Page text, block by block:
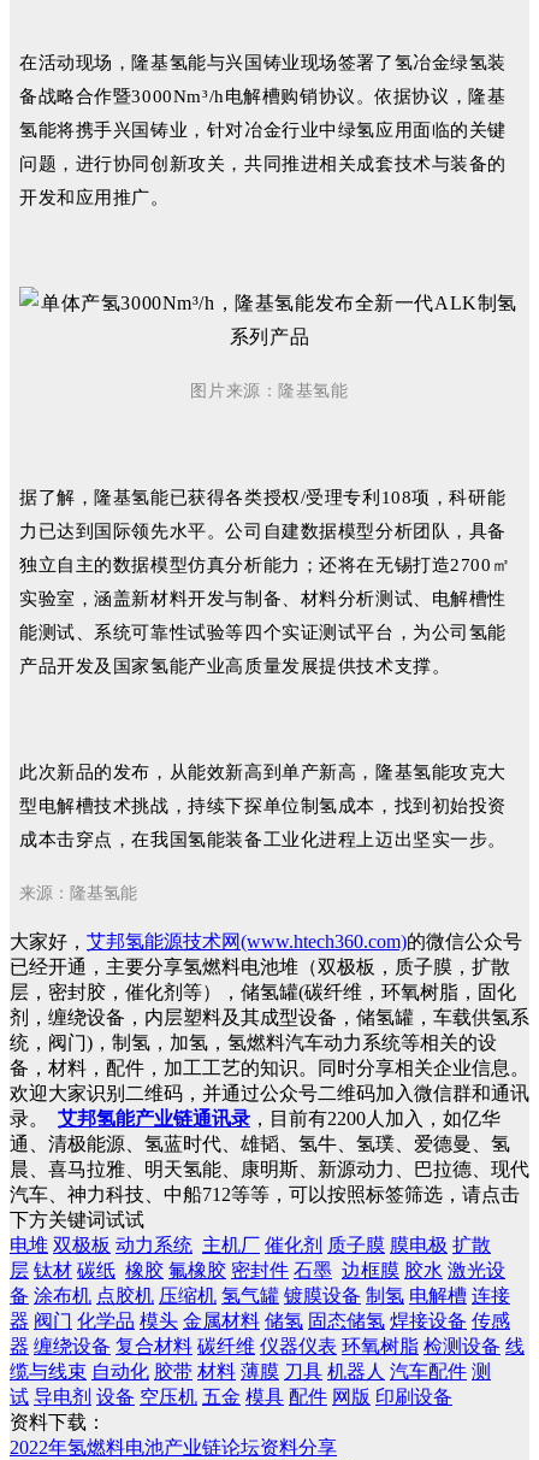
在活动现场，隆基氢能与兴国铸业现场签署了氢冶金绿氢装
备战略合作暨3000Nm³/h电解槽购销协议。依据协议，隆基
氢能将携手兴国铸业，针对冶金行业中绿氢应用面临的关键
问题，进行协同创新攻关，共同推进相关成套技术与装备的
开发和应用推广。
图片来源：隆基氢能
据了解，隆基氢能已获得各类授权/受理专利108项，科研能
力已达到国际领先水平。公司自建数据模型分析团队，具备
独立自主的数据模型仿真分析能力；还将在无锡打造2700㎡
实验室，涵盖新材料开发与制备、材料分析测试、电解槽性
能测试、系统可靠性试验等四个实证测试平台，为公司氢能
产品开发及国家氢能产业高质量发展提供技术支撑。
此次新品的发布，从能效新高到单产新高，隆基氢能攻克大
型电解槽技术挑战，持续下探单位制氢成本，找到初始投资
成本击穿点，在我国氢能装备工业化进程上迈出坚实一步。
来源：隆基氢能
大家好， 艾邦氢能源技术网(www.htech360.com)的微信公众号
已经开通，主要分享氢燃料电池堆（双极板，质子膜，扩散
层，密封胶，催化剂等），储氢罐(碳纤维，环氧树脂，固化
剂，缠绕设备，内层塑料及其成型设备，储氢罐，车载供氢系
统，阀门)，制氢，加氢，氢燃料汽车动力系统等相关的设
备，材料，配件，加工工艺的知识。同时分享相关企业信息。
欢迎大家识别二维码，并通过公众号二维码加入微信群和通讯
录。
艾邦氢能产业链通讯录 ，目前有2200人加入，如亿华
通、清极能源、氢蓝时代、雄韬、氢牛、氢璞、爱德曼、氢
晨、喜马拉雅、明天氢能、康明斯、新源动力、巴拉德、现代
汽车、神力科技、中船712等等，可以按照标签筛选，请点击
下方关键词试试
电堆 双极板 动力系统 主机厂 催化剂 质子膜 膜电极 扩散
层 钛材 碳纸 橡胶 氟橡胶 密封件 石墨 边框膜 胶水 激光设
备 涂布机 点胶机 压缩机 氢气罐 镀膜设备 制氢 电解槽 连接
器 阀门 化学品 模头 金属材料 储氢 固态储氢 焊接设备 传感
器 缠绕设备 复合材料 碳纤维 仪器仪表 环氧树脂 检测设备 线
缆与线束 自动化 胶带 材料 薄膜 刀具 机器人 汽车配件 测
试 导电剂 设备 空压机 五金 模具 配件 网版 印刷设备
资料下载：
2022年氢燃料电池产业链论坛资料分享